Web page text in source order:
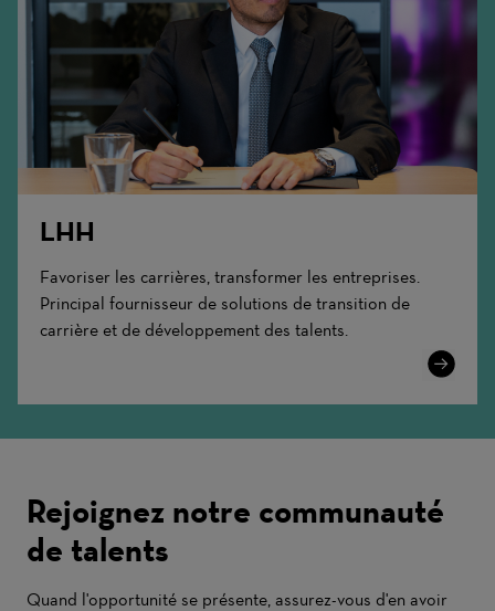
LHH
Favoriser les carrières, transformer les entreprises.
Principal fournisseur de solutions de transition de
carrière et de développement des talents.
Learn
Rejoignez notre communauté
de talents
Quand l'opportunité se présente, assurez-vous d'en avoir